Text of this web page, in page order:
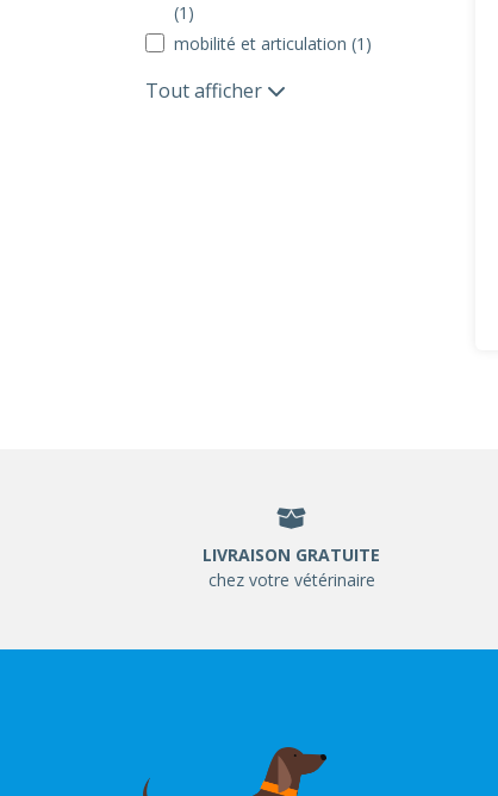
(1)
mobilité et articulation (1)
Tout afficher
LIVRAISON GRATUITE
chez votre vétérinaire